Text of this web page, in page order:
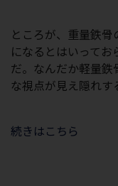
ところが、重量鉄
になるとはいってお
だ。なんだか軽量鉄
な視点が見え隠れす
続きはこちら